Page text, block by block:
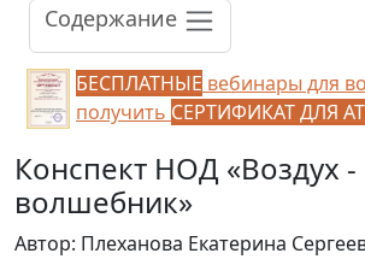
Содержание
БЕСПЛАТНЫЕ вебинары для
получить СЕРТИФИКАТ ДЛЯ
Конспект НОД «Воздух -
волшебник»
Автор: Плеханова Екатерина